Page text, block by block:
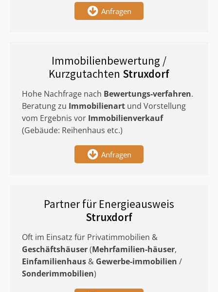
Anfragen
Immobilienbewertung /
Kurzgutachten Struxdorf
Hohe Nachfrage nach Bewertungs-verfahren.
Beratung zu Immobilienart und Vorstellung
vom Ergebnis vor Immobilienverkauf
(Gebäude: Reihenhaus etc.)
Anfragen
Partner für Energieausweis
Struxdorf
Oft im Einsatz für Privatimmobilien &
Geschäftshäuser(Mehrfamilien-häuser,
Einfamilienhaus & Gewerbe-immobilien /
Sonderimmobilien)